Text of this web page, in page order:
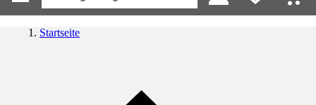
Startseite